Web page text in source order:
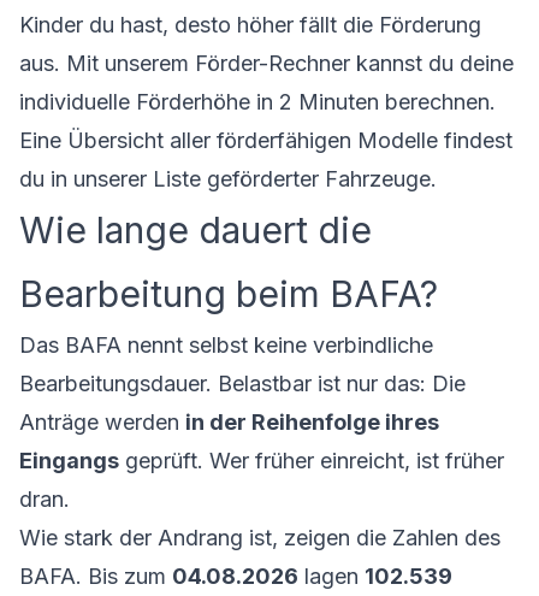
Kinder du hast, desto höher fällt die Förderung
aus. Mit unserem Förder-Rechner kannst du deine
individuelle Förderhöhe in 2 Minuten berechnen.
Eine Übersicht aller förderfähigen Modelle findest
du in unserer Liste geförderter Fahrzeuge.
Wie lange dauert die
Bearbeitung beim BAFA?
Das BAFA nennt selbst keine verbindliche
Bearbeitungsdauer. Belastbar ist nur das: Die
Anträge werden in der Reihenfolge ihres
Eingangs geprüft. Wer früher einreicht, ist früher
dran.
Wie stark der Andrang ist, zeigen die Zahlen des
BAFA. Bis zum 04.08.2026 lagen 102.539